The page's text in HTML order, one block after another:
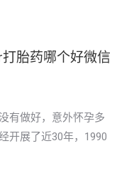
胎药哪个好微信
有做好，意外怀孕多
开展了近30年，1990